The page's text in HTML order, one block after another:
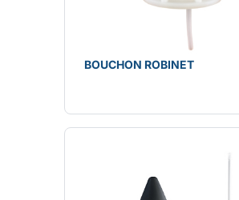
BOUCHON ROBINET